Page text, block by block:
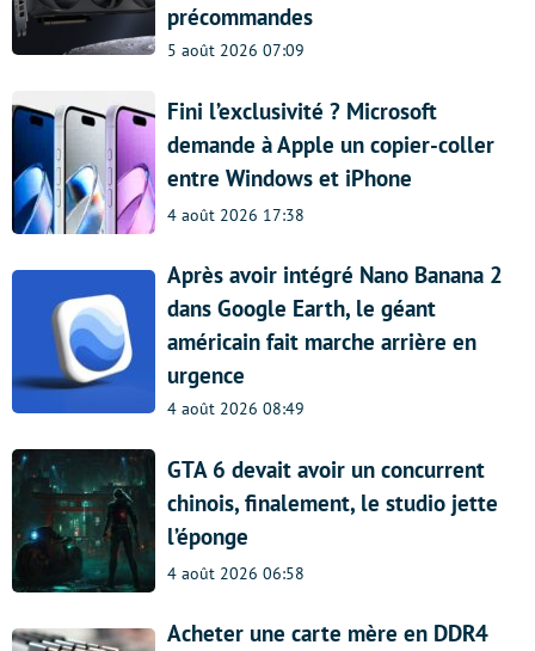
précommandes
5 août 2026 07:09
Fini l’exclusivité ? Microsoft
demande à Apple un copier-coller
entre Windows et iPhone
4 août 2026 17:38
Après avoir intégré Nano Banana 2
dans Google Earth, le géant
américain fait marche arrière en
urgence
4 août 2026 08:49
GTA 6 devait avoir un concurrent
chinois, finalement, le studio jette
l’éponge
4 août 2026 06:58
Acheter une carte mère en DDR4